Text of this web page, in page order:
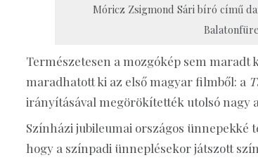
Móricz Zsigmond Sári bíró című
Természetesen a mozgókép sem
maradhatott ki az első magyar filmből: a
irányításával megörökítették utolsó nagy
Színházi jubileumai országos ünnepekké
hogy a színpadi ünneplésekor játszott